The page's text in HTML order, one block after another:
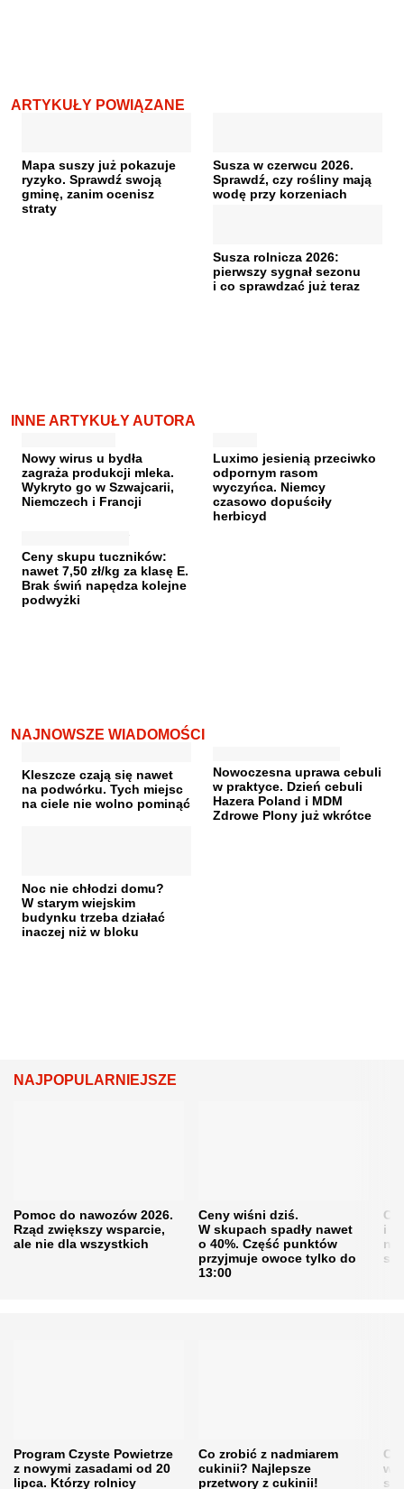
ARTYKUŁY POWIĄZANE
Mapa suszy już pokazuje
ryzyko. Sprawdź swoją
gminę, zanim ocenisz
straty
Susza w czerwcu 2026.
Sprawdź, czy rośliny mają
wodę przy korzeniach
Susza rolnicza 2026:
pierwszy sygnał sezonu
i co sprawdzać już teraz
INNE ARTYKUŁY AUTORA
Nowy wirus u bydła
zagraża produkcji mleka.
Wykryto go w Szwajcarii,
Niemczech i Francji
Luximo jesienią przeciwko
odpornym rasom
wyczyńca. Niemcy
czasowo dopuściły
herbicyd
Ceny skupu tuczników:
nawet 7,50 zł/kg za klasę E.
Brak świń napędza kolejne
podwyżki
NAJNOWSZE WIADOMOŚCI
Kleszcze czają się nawet
na podwórku. Tych miejsc
na ciele nie wolno pominąć
Nowoczesna uprawa cebuli
w praktyce. Dzień cebuli
Hazera Poland i MDM
Zdrowe Plony już wkrótce
Noc nie chłodzi domu?
W starym wiejskim
budynku trzeba działać
inaczej niż w bloku
NAJPOPULARNIEJSZE
Pomoc do nawozów 2026.
Rząd zwiększy wsparcie,
ale nie dla wszystkich
Ceny wiśni dziś.
W skupach spadły nawet
o 40%. Część punktów
przyjmuje owoce tylko do
13:00
i
Program Czyste Powietrze
z nowymi zasadami od 20
lipca. Którzy rolnicy
Co zrobić z nadmiarem
cukinii? Najlepsze
przetwory z cukinii!
w